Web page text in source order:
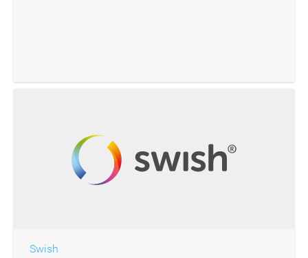
Swish